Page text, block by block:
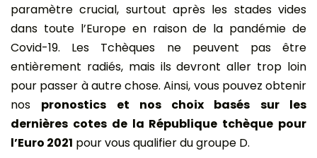
paramètre crucial, surtout après les stades vides
dans toute l’Europe en raison de la pandémie de
Covid-19. Les Tchèques ne peuvent pas être
entièrement radiés, mais ils devront aller trop loin
pour passer à autre chose. Ainsi, vous pouvez obtenir
nos pronostics et nos choix basés sur les
dernières cotes de la République tchèque pour
l’Euro 2021 pour vous qualifier du groupe D.